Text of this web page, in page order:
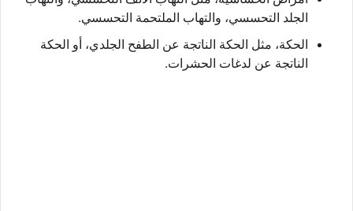
الجلد التحسسي، والتهاب الملتحمة التحسسي.
الحكة، مثل الحكة الناتجة عن الطفح الجلدي، أو الحكة
الناتجة عن لدغات الحشرات.